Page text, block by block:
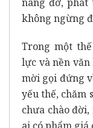
không ngừng
Trong một
lực và nền
mời gọi đứng
yếu thế, chăm
chưa chào